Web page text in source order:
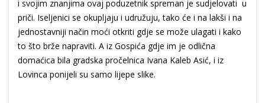
i svojim znanjima ovaj poduzetnik spreman je sudjelovati u
priči. Iseljenici se okupljaju i udružuju, tako će i na lakši i na
jednostavniji način moći otkriti gdje se može ulagati i kako
to što brže napraviti. A iz Gospića gdje im je odlična
domaćica bila gradska pročelnica Ivana Kaleb Asić, i iz
Lovinca ponijeli su samo lijepe slike.